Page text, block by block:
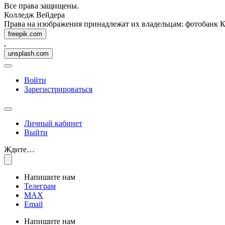
Все права защищены.
Колледж Вейдера
Права на изображения принадлежат их владельцам: фотобанк
freepik.com
,
unsplash.com
Войти
Зарегистрироваться
Личный кабинет
Выйти
Ждите…
Напишите нам
Телеграм
MAX
Email
Напишите нам